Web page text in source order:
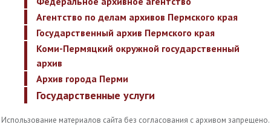
Агентство по делам архивов Пермского края
Государственный архив Пермского края
Коми-Пермяцкий окружной государственный
архив
Архив города Перми
Государственные услуги
Использование материалов сайта без согласования с архивом запрещено.